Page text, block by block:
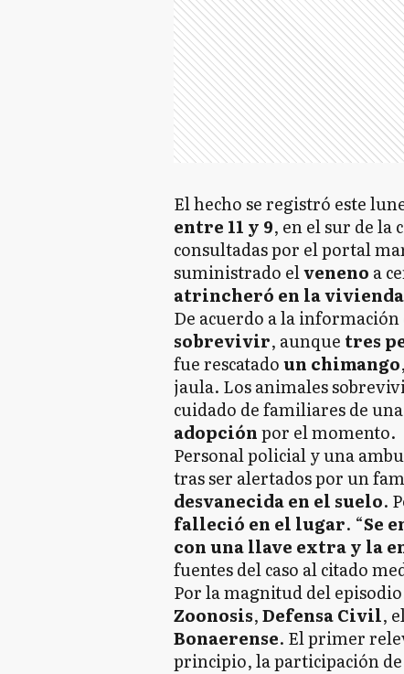
El hecho se registró este
entre 11 y 9, en el sur de
consultadas por el portal
suministrado elveneno a
atrincheró en la vivienda
De acuerdo a la
sobrevivir, aunque tres
fue rescatadoun chimango
jaula. Los animales
cuidado de familiares de
adopciónpor el momento.
Personal policial y una
tras ser alertados por un
desvanecida en el suelo.
falleció en el lugar. “Se
con una llave extra y la
fuentes del caso al citado
Por la magnitud del
Zoonosis,Defensa Civil,
Bonaerense. El primer
principio, la participación